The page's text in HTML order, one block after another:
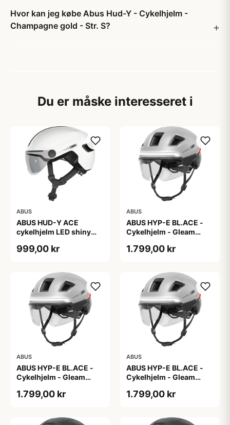
Hvor kan jeg købe Abus Hud-Y - Cykelhjelm -
Champagne gold - Str. S?
Du er måske interesseret i
ABUS
ABUS HUD-Y ACE
cykelhjelm LED shiny
999,00 kr
ABUS
ABUS HYP-E BL.ACE -
Cykelhjelm - Gleam
1.799,00 kr
ABUS
ABUS HYP-E BL.ACE -
Cykelhjelm - Gleam
1.799,00 kr
ABUS
ABUS HYP-E BL.ACE -
Cykelhjelm - Gleam
1.799,00 kr